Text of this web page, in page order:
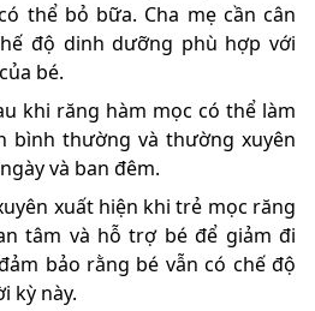
thể bỏ bữa. Cha mẹ cần cân
độ dinh dưỡng phù hợp với
bé.
khi răng hàm mọc có thể làm
bình thường và thường xuyên
và ban đêm.
xuất hiện khi trẻ mọc răng
tâm và hỗ trợ bé để giảm đi
bảo rằng bé vẫn có chế độ
kỳ này.